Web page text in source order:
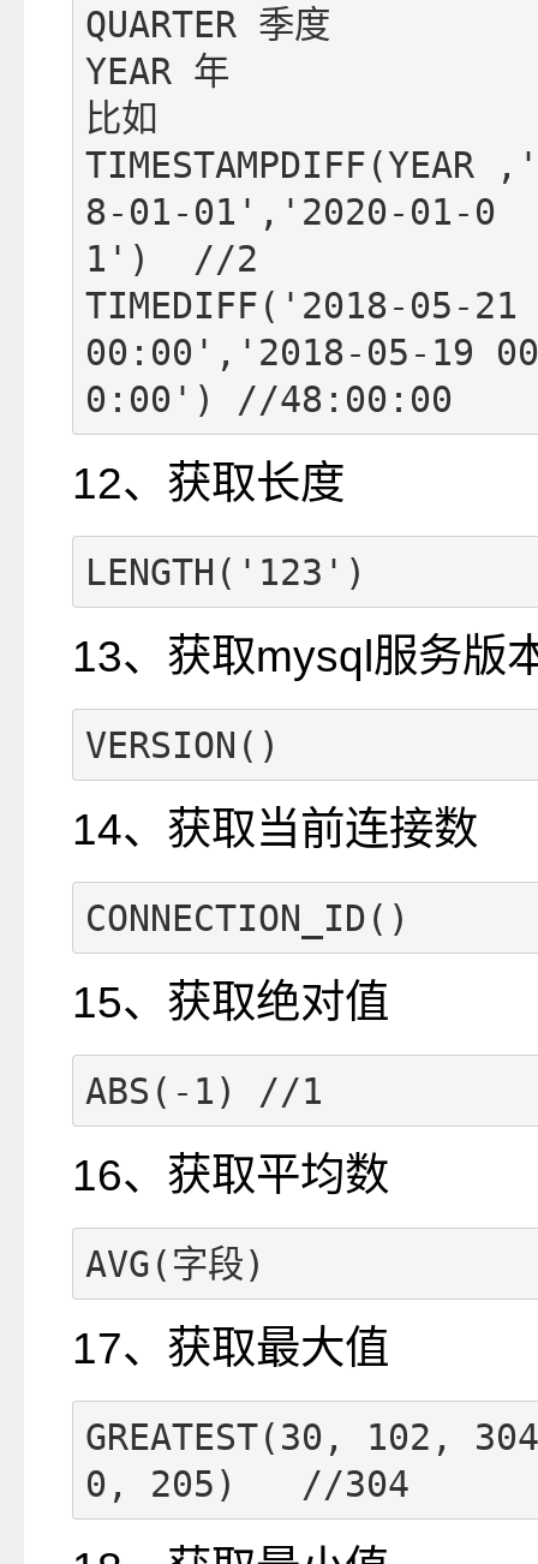
QUARTER 季度
YEAR 年
比如
TIMESTAMPDIFF(YEAR
8-01-01','2020-01-0
1')  //2
TIMEDIFF('2018-05-21
00:00','2018-05-19
0:00') //48:00:00
12、获取长度
LENGTH('123')
13、获取mysql服务版
VERSION()
14、获取当前连接数
CONNECTION_ID()
15、获取绝对值
ABS(-1) //1
16、获取平均数
AVG(字段)
17、获取最大值
GREATEST(30, 102,
0, 205)   //304